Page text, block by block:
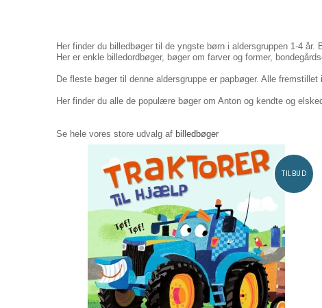
Her finder du billedbøger til de yngste børn i aldersgruppen 1-4 år.
Her er enkle billedordbøger, bøger om farver og former,
De fleste bøger til denne aldersgruppe er papbøger. Alle
Her finder du alle de populære bøger om Anton og kendte og
Se hele vores store udvalg af billedbøger
TILBUD